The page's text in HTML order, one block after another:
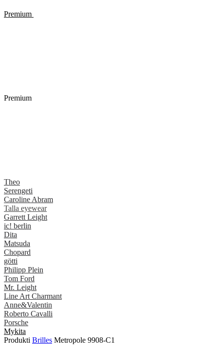
Premium
Premium
Theo
Serengeti
Caroline Abram
Talla eyewear
Garrett Leight
ic! berlin
Dita
Matsuda
Chopard
götti
Philipp Plein
Tom Ford
Mr. Leight
Line Art Charmant
Anne&Valentin
Roberto Cavalli
Porsche
Mykita
Produkti Brilles Metropole 9908-C1